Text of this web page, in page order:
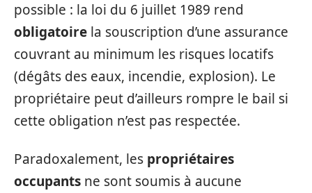
possible : la loi du 6 juillet 1989 rend
obligatoire la souscription d’une assurance
couvrant au minimum les risques locatifs
(dégâts des eaux, incendie, explosion). Le
propriétaire peut d’ailleurs rompre le bail si
cette obligation n’est pas respectée.
Paradoxalement, les propriétaires
occupants ne sont soumis à aucune